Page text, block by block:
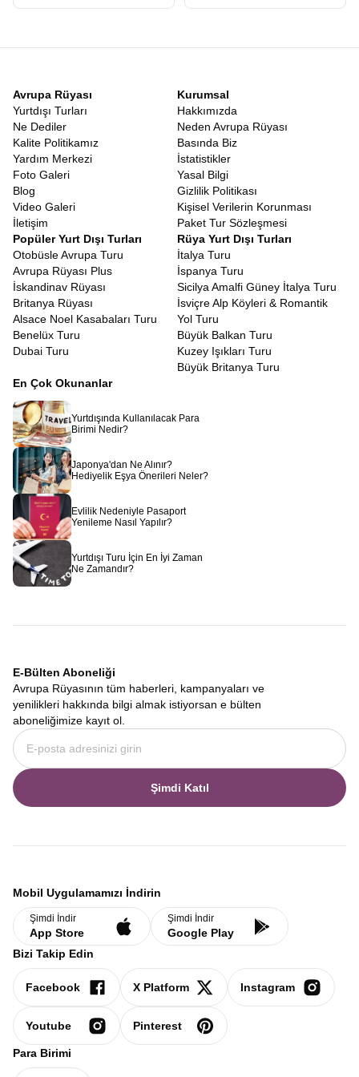
Sadece İngiltere değil, tüm adayı kapsayan geniş bir rota
açısından bakıldığında 10 gece konaklamalı bu devasa rota,
ödediğiniz ücretin karşılığını fazlasıyla verir. Farklı birçok ülkeyi
gezmek kültürel keşiflerin yapılmasını ve böylelikle gezgin
ruhunuzun daha da canlanmasını sağlar.
Dünya, keşfedilmeyi bekleyen hazinelerle dolu ve Büyük Britanya,
bu hazinenin en parlak mücevherlerinden biridir. İster tarih
meraklısı olun ister doğa aşığı ister sadece yeni kültürler tanımak
isteyen bir gezgin bu coğrafyada sizi mutlu edecek bir şeyler
mutlaka vardır. Avrupa Rüyası, yılların verdiği tecrübe ve
kusursuz organizasyon yeteneğiyle, size sadece valizinizi
hazırlayıp yola çıkma kolaylığını sunuyor.İngiltere Turu
Turuveİrlanda Turu
gibi ayrı ayrı planlanması zor olan rotaları
tek bir seferde, yorulmadan ve keyifle gezmek içinAvrupa
Rüyası Büyük Britanya Turu
sizleri bekliyor.
Avrupa Rüyası
Yurtdışı Turları
Ne Dediler
Kalite Politikamız
Yardım Merkezi
Foto Galeri
Blog
Video Galeri
İletişim
Kurumsal
Hakkımızda
Neden Avrupa Rüyası
Basında Biz
İstatistikler
Yasal Bilgi
Gizlilik Politikası
Kişisel Verilerin Korunması
Paket Tur Sözleşmesi
Popüler Yurt Dışı Turları
Otobüsle Avrupa Turu
Avrupa Rüyası Plus
İskandinav Rüyası
Britanya Rüyası
Alsace Noel Kasabaları Turu
Benelüx Turu
Dubai Turu
Rüya Yurt Dışı Turları
İtalya Turu
İspanya Turu
Sicilya Amalfi Güney İtalya Turu
İsviçre Alp Köyleri & Romantik
Yol Turu
Büyük Balkan Turu
Kuzey Işıkları Turu
Büyük Britanya Turu
En Çok Okunanlar
Yurtdışında Kullanılacak Para
Birimi Nedir?
Japonya'dan Ne Alınır?
Hediyelik Eşya Önerileri Neler?
Evlilik Nedeniyle Pasaport
Yenileme Nasıl Yapılır?
Yurtdışı Turu İçin En İyi Zaman
Ne Zamandır?
E-Bülten Aboneliği
Avrupa Rüyasının tüm haberleri, kampanyaları ve
yenilikleri hakkında bilgi almak istiyorsan e bülten
aboneliğimize kayıt ol.
Şimdi Katıl
Mobil Uygulamamızı İndirin
Şimdi İndir
App Store
Şimdi İndir
Google Play
Bizi Takip Edin
Facebook X Platform Instagram
Youtube Pinterest
Para Birimi